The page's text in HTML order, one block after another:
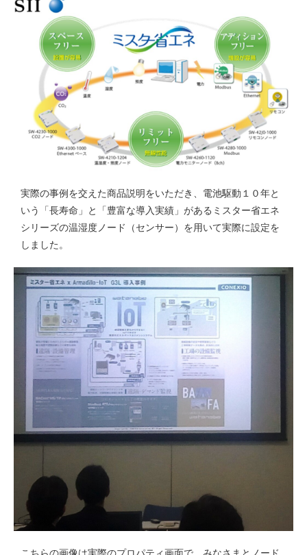
実際の事例を交えた商品説明をいただき、電池駆動１０年と
いう「長寿命」と「豊富な導入実績」があるミスター省エネ
シリーズの温湿度ノード（センサー）を用いて実際に設定を
しました。